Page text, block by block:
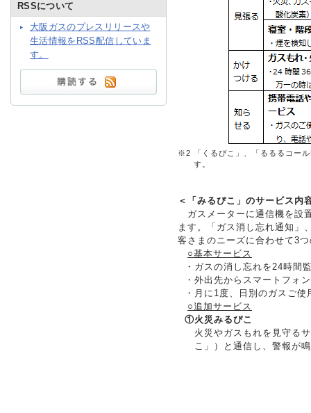
業務
お問
※2
「くるぴこ」、「るるるコー
す。
＜「みるぴこ」のサービス内
ガスメーターに通信機を設
ます。「ガス消し忘れ通知」
客さまのニーズに合わせて3
○基本サービス
・ ガスの消し忘れを24時間
・ 外出先からスマートフォ
・ 月に1度、日別のガスご
○追加サービス
①火災みるぴこ
火災やガスもれを見守る
こ」）と通信し、警報が
RSSについて
大阪ガスのプレスリリースや
生活情報をRSS配信していま
す。